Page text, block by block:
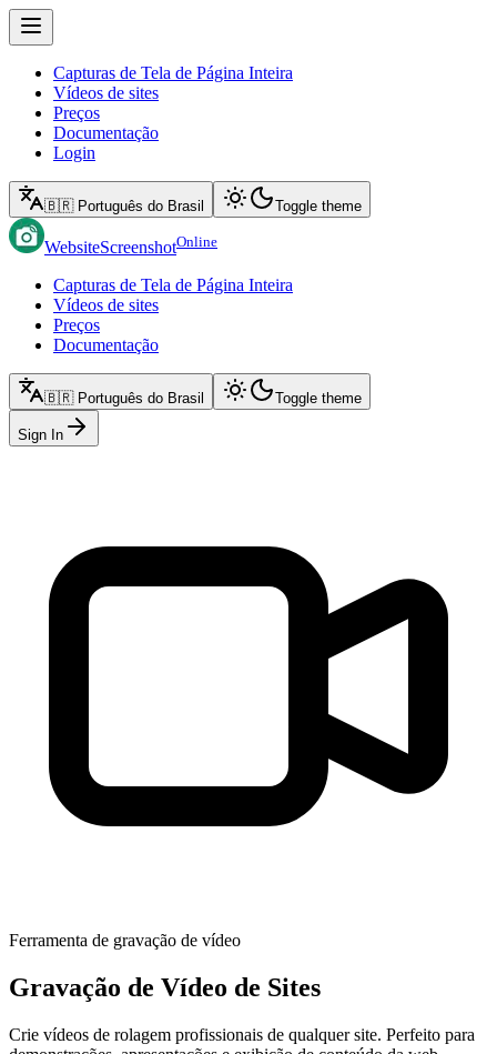
Capturas de Tela de Página Inteira
Vídeos de sites
Preços
Documentação
Login
🇧🇷 Português do Brasil Toggle theme
WebsiteScreenshotOnline
Capturas de Tela de Página Inteira
Vídeos de sites
Preços
Documentação
🇧🇷 Português do Brasil Toggle theme
Sign In
Ferramenta de gravação de vídeo
Gravação de Vídeo de Sites
Crie vídeos de rolagem profissionais de qualquer site. Perfeito para